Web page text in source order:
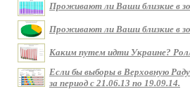
Проживают ли Ваши близкие в
Проживают ли Ваши близкие в
Каким путем идти Украине?
Если бы выборы в Верховную
за период с 21.06.13 по 19.09.14.